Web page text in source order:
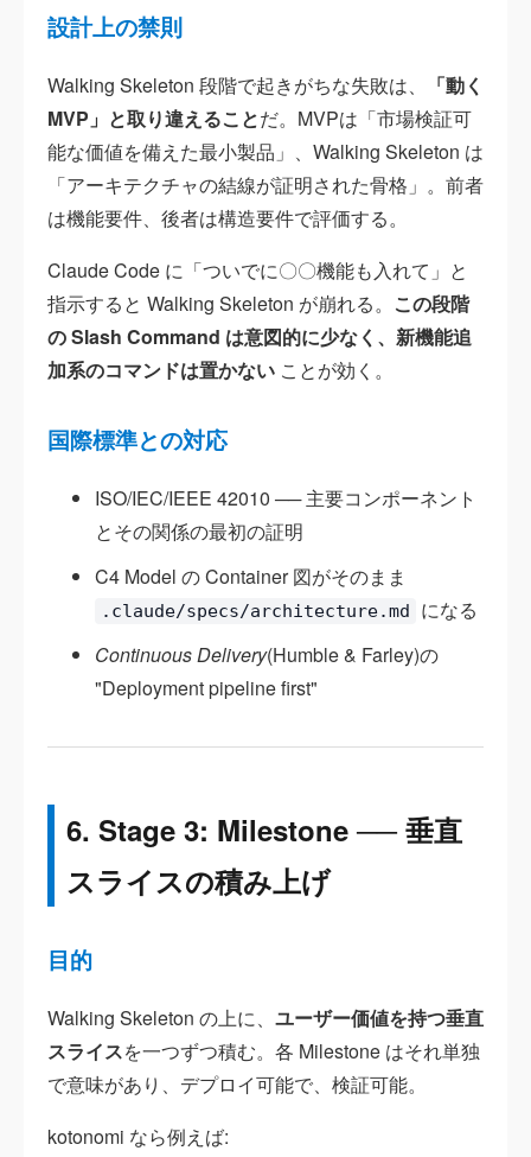
設計上の禁則
Walking Skeleton 段階で起きがちな失敗は、
「動く
MVP」と取り違えることだ。MVPは「市場検証可
能な価値を備えた最小製品」、Walking Skeleton は
「アーキテクチャの結線が証明された骨格」。前者
は機能要件、後者は構造要件で評価する。
Claude Code に「ついでに〇〇機能も入れて」と
指示すると Walking Skeleton が崩れる。 この段階
の Slash Command は意図的に少なく、新機能追
加系のコマンドは置かない ことが効く。
国際標準との対応
ISO/IEC/IEEE 42010 ── 主要コンポーネント
とその関係の最初の証明
C4 Model の Container 図がそのまま
.claude/specs/architecture.md
になる
Continuous Delivery(Humble & Farley)の
"Deployment pipeline first"
6. Stage 3: Milestone ── 垂直
スライスの積み上げ
目的
Walking Skeleton の上に、 ユーザー価値を持つ垂直
スライスを一つずつ積む。各 Milestone はそれ単独
で意味があり、デプロイ可能で、検証可能。
kotonomi なら例えば: